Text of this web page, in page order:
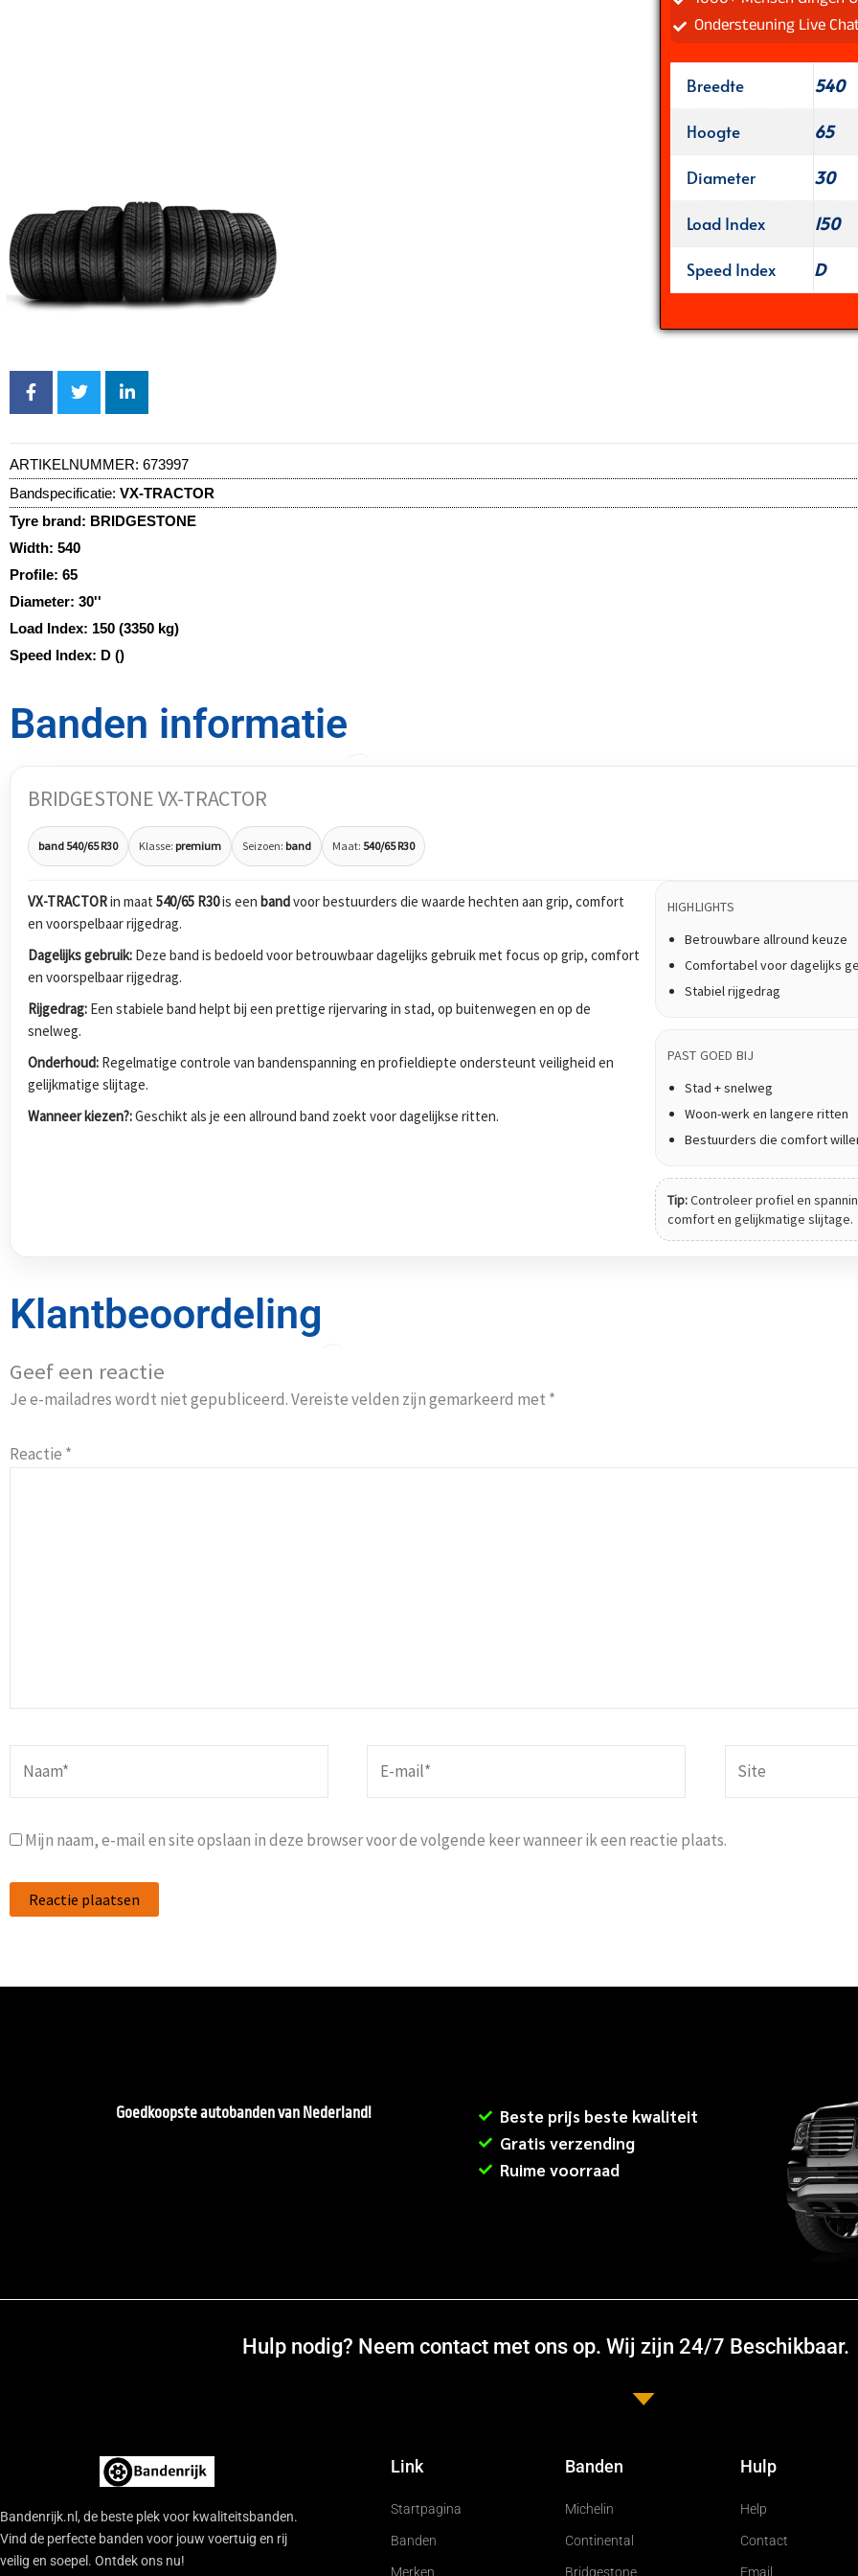
Ondersteuning Live
Breedte
540
Hoogte
65
Diameter
30
Load Index
150
Speed Index
D
ARTIKELNUMMER: 673997
Bandspecificatie: VX-TRACTOR
Tyre brand: BRIDGESTONE
Width: 540
Profile: 65
Diameter: 30''
Load Index: 150 (3350 kg)
Speed Index: D ()
Banden informatie
BRIDGESTONE VX-TRACTOR
band 540/65 R30 Klasse: premium Seizoen: band Maat: 540/65 R30
VX-TRACTORin maat 540/65 R30is een bandvoor bestuurders die waarde hechten aan grip, comfort
en voorspelbaar rijgedrag.
Dagelijks gebruik: Deze band is bedoeld voor betrouwbaar dagelijks gebruik met focus op grip, comfort
en voorspelbaar rijgedrag.
Rijgedrag: Een stabiele band helpt bij een prettige rijervaring in stad, op buitenwegen en op de
snelweg.
Onderhoud: Regelmatige controle van bandenspanning en profieldiepte ondersteunt veiligheid en
gelijkmatige slijtage.
Wanneer kiezen?:Geschikt als je een allround band zoekt voor dagelijkse ritten.
HIGHLIGHTS
Betrouwbare allround keuze
Comfortabel voor dagelijks
Stabiel rijgedrag
PAST GOED BIJ
Stad + snelweg
Woon-werk en langere ritten
Bestuurders die comfort
Tip:Controleer profiel en
comfort en gelijkmatige slijtage.
Klantbeoordeling
Geef een reactie
Je e-mailadres wordt niet gepubliceerd.Vereiste velden zijn gemarkeerd met *
Reactie *
mail*
Mijn naam, e-mail en site opslaan in deze browser voor de volgende keer wanneer ik een reactie plaats.
Goedkoopste autobanden van Nederland!
Beste prijs beste kwaliteit
Gratis verzending
Ruime voorraad
Hulp nodig? Neem contact met ons op. Wij zijn 24/7 Beschikbaar.
Bandenrijk.nl, de beste plek voor kwaliteitsbanden.
Vind de perfecte banden voor jouw voertuig en rij
veilig en soepel. Ontdek ons nu!
Link
Startpagina
Banden
Merken
Banden
Michelin
Continental
Bridgestone
Hulp
Help
Contact
Email